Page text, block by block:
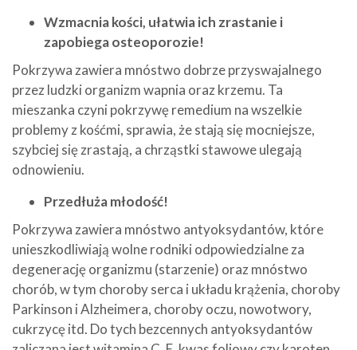
Wzmacnia kości, ułatwia ich zrastanie i
zapobiega osteoporozie!
Pokrzywa zawiera mnóstwo dobrze przyswajalnego
przez ludzki organizm wapnia oraz krzemu. Ta
mieszanka czyni pokrzywę remedium na wszelkie
problemy z kośćmi, sprawia, że stają się mocniejsze,
szybciej się zrastają, a chrząstki stawowe ulegają
odnowieniu.
Przedłuża młodość!
Pokrzywa zawiera mnóstwo antyoksydantów, które
unieszkodliwiają wolne rodniki odpowiedzialne za
degenerację organizmu (starzenie) oraz mnóstwo
chorób, w tym choroby serca i układu krążenia, choroby
Parkinson i Alzheimera, choroby oczu, nowotwory,
cukrzycę itd. Do tych bezcennych antyoksydantów